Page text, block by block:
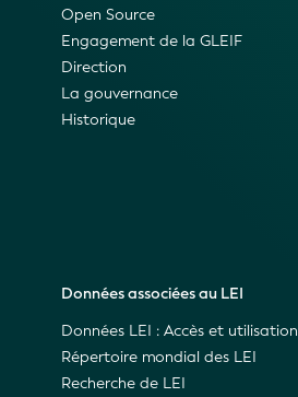
Open Source
Engagement de la GLEIF
Direction
La gouvernance
Historique
Données associées au LEI
Données LEI : Accès et utilisation
Répertoire mondial des LEI
Recherche de LEI